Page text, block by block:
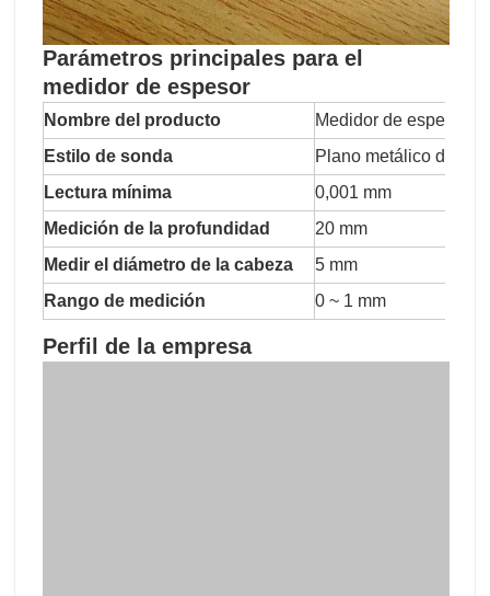
Parámetros principales para el
medidor de espesor
Nombre del producto
Medidor de espesor
Estilo de sonda
Plano metálico de 5
Lectura mínima
0,001 mm
Medición de la profundidad
20 mm
Medir el diámetro de la cabeza
5 mm
Rango de medición
0 ~ 1 mm
Perfil de la empresa